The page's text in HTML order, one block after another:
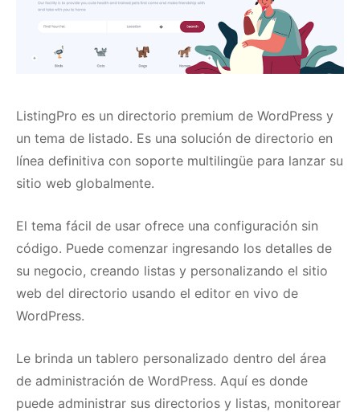
ListingPro es un directorio premium de WordPress y
un tema de listado. Es una solución de directorio en
línea definitiva con soporte multilingüe para lanzar su
sitio web globalmente.
El tema fácil de usar ofrece una configuración sin
código. Puede comenzar ingresando los detalles de
su negocio, creando listas y personalizando el sitio
web del directorio usando el editor en vivo de
WordPress.
Le brinda un tablero personalizado dentro del área
de administración de WordPress. Aquí es donde
puede administrar sus directorios y listas, monitorear